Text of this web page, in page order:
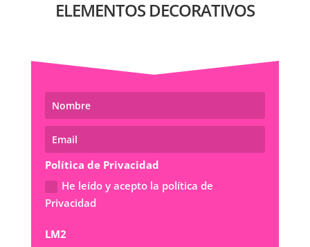
ELEMENTOS DECORATIVOS
Política de Privacidad
He leído y acepto la política de
Privacidad
LM2